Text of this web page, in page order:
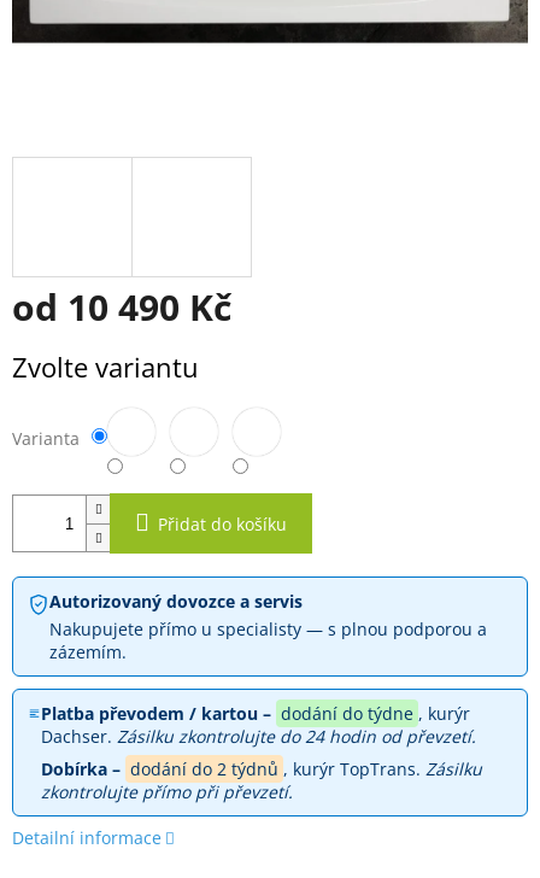
od 10 490 Kč
cena:
Zvolte variantu
Varianta
Přidat do košíku
Autorizovaný dovozce a servis
Nakupujete přímo u specialisty — s plnou podporou a
zázemím.
Platba převodem / kartou – dodání do týdne , kurýr
Dachser. Zásilku zkontrolujte do 24 hodin od převzetí.
Dobírka – dodání do 2 týdnů , kurýr TopTrans. Zásilku
zkontrolujte přímo při převzetí.
Detailní informace